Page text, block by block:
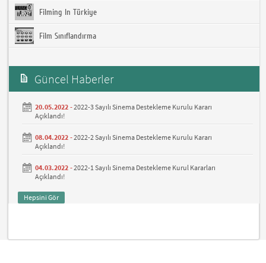
Filming In Türkiye
Film Sınıflandırma
Güncel Haberler
20.05.2022 -2022-3 Sayılı Sinema Destekleme Kurulu Kararı
Açıklandı!
08.04.2022 -2022-2 Sayılı Sinema Destekleme Kurulu Kararı
Açıklandı!
04.03.2022 -2022-1 Sayılı Sinema Destekleme Kurul Kararları
Açıklandı!
Hepsini Gör